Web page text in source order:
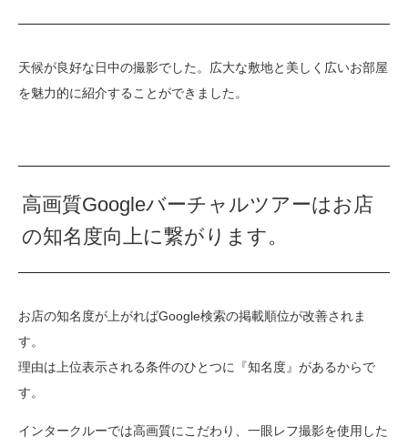
天候が良好な日中の撮影でした。広大な敷地と美しく広いお部屋
を魅力的に紹介することができました。
高画質Googleバーチャルツアーはお店
の知名度向上に繋がります。
お店の知名度が上がればGoogle検索の掲載順位が改善されま
す。
理由は上位表示される条件のひとつに『知名度』があるからで
す。
インタークルーでは高画質にこだわり、一眼レフ撮影を使用した